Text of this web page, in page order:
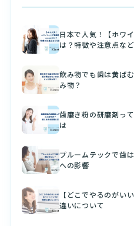
日本で人気！【ホワ
は？特徴や注意点な
飲み物でも歯は黄ば
み物？
歯磨き粉の研磨剤っ
は
プルームテックで歯
への影響
【どこでやるのがい
違いについて